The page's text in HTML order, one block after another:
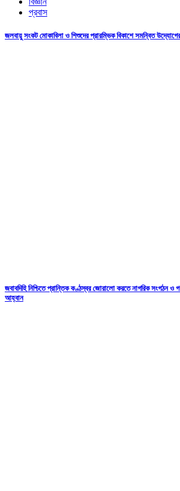
প্রবাস
জলবায়ু সংকট মোকাবিলা ও শিশুদের প্রারম্ভিক বিকাশে সমন্বিত
জবাবদিহি নিশ্চিতে প্রান্তিক কণ্ঠস্বর জোরালো করতে নাগরিক সংগঠন ও
আহ্বান